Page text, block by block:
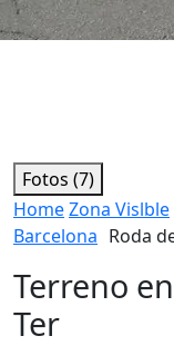
Fotos (7)
HomeZona Vislble
Barcelona Roda
Terreno
Ter